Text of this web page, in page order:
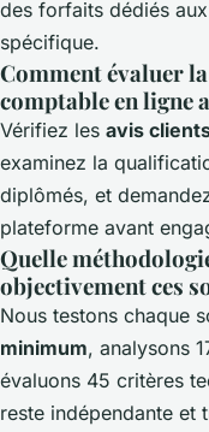
des forfaits dédiés
spécifique.
Comment évaluer
comptable en ligne
Vérifiez les avis
examinez la
diplômés, et
plateforme avant
Quelle
objectivement ces
Nous testons chaque
minimum, analysons
évaluons 45 critères
reste indépendante et